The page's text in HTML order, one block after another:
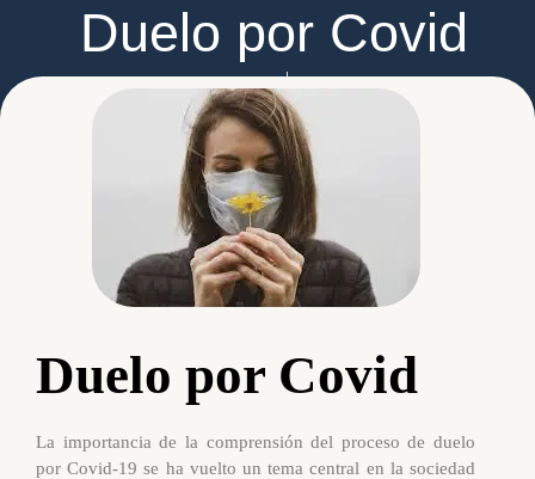
Duelo por Covid
Jorge Macías Lloret
Duelo por Covid
La importancia de la comprensión del proceso de duelo
por Covid-19 se ha vuelto un tema central en la sociedad